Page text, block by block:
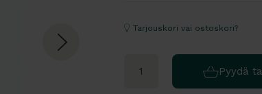
Tarjouskori vai ostoskori?
Pyydä